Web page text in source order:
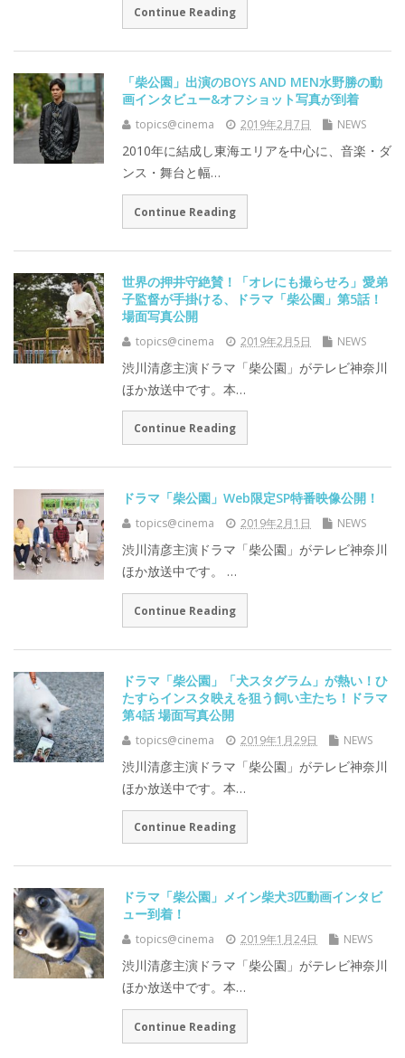
Continue Reading
「柴公園」出演のBOYS AND MEN水野勝の動
画インタビュー&オフショット写真が到着
topics@cinema 2019年2月7日 NEWS
2010年に結成し東海エリアを中心に、音楽・ダ
ンス・舞台と幅…
Continue Reading
世界の押井守絶賛！「オレにも撮らせろ」愛弟
子監督が手掛ける、ドラマ「柴公園」第5話！
場面写真公開
topics@cinema 2019年2月5日 NEWS
渋川清彦主演ドラマ「柴公園」がテレビ神奈川
ほか放送中です。本…
Continue Reading
ドラマ「柴公園」Web限定SP特番映像公開！
topics@cinema 2019年2月1日 NEWS
渋川清彦主演ドラマ「柴公園」がテレビ神奈川
ほか放送中です。 …
Continue Reading
ドラマ「柴公園」「犬スタグラム」が熱い！ひ
たすらインスタ映えを狙う飼い主たち！ドラマ
第4話 場面写真公開
topics@cinema 2019年1月29日 NEWS
渋川清彦主演ドラマ「柴公園」がテレビ神奈川
ほか放送中です。本…
Continue Reading
ドラマ「柴公園」メイン柴犬3匹動画インタビ
ュー到着！
topics@cinema 2019年1月24日 NEWS
渋川清彦主演ドラマ「柴公園」がテレビ神奈川
ほか放送中です。本…
Continue Reading